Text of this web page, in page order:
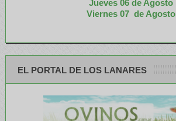
Jueves 06 de Agosto
Viernes 07 de Agosto
EL PORTAL DE LOS LANARES